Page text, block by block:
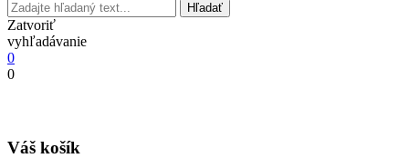
Hľadať
Zatvoriť
vyhľadávanie
0
0
Váš košík